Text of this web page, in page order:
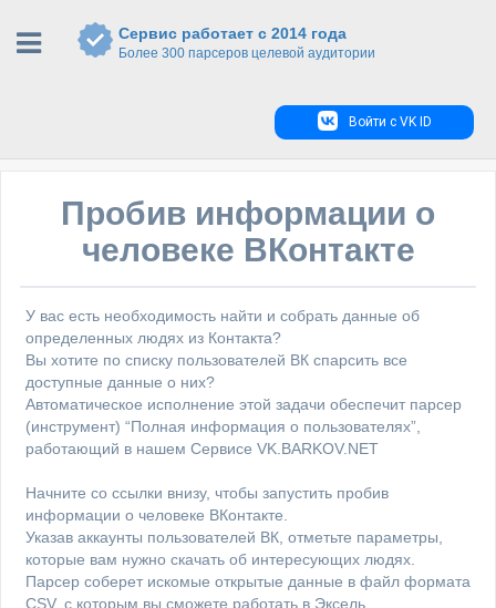
Сервис работает с 2014 года
Более 300 парсеров целевой аудитории
Войти с VK ID
Пробив информации о
человеке ВКонтакте
У вас есть необходимость найти и собрать данные об
определенных людях из Контакта?
Вы хотите по списку пользователей ВК спарсить все
доступные данные о них?
Автоматическое исполнение этой задачи обеспечит парсер
(инструмент) “Полная информация о пользователях”,
работающий в нашем Сервисе VK.BARKOV.NET
Начните со ссылки внизу, чтобы запустить пробив
информации о человеке ВКонтакте.
Указав аккаунты пользователей ВК, отметьте параметры,
которые вам нужно скачать об интересующих людях.
Парсер соберет искомые открытые данные в файл формата
CSV, с которым вы сможете работать в Эксель.